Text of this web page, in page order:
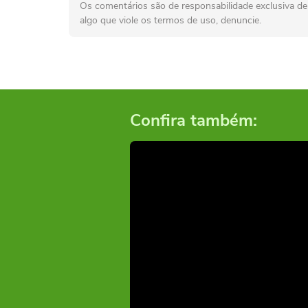
Os comentários são de responsabilidade exclusiva
algo que viole os termos de uso, denuncie.
Confira também: